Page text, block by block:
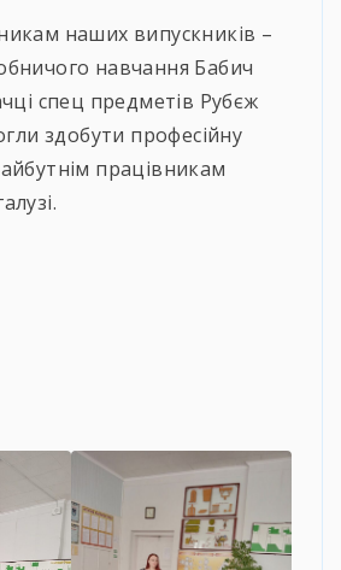
наших випускників –
навчання Бабич
спец предметів Рубєж
здобути професійну
працівникам